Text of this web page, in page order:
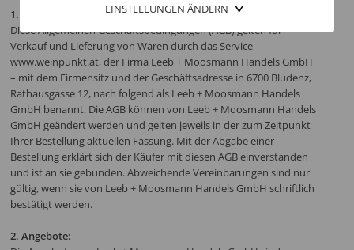
EINSTELLUNGEN ÄNDERN
1. Geltungsbereich:
Diese Allgemeinen Geschäftsbedingungen (AGB) gelten für
Verkauf und Lieferung von Waren durch das Service
www.weinpunkt.at, der Firma Leeb + Moosmann Handels GmbH
– mit dem Firmensitz und der Geschäftsadresse in 6700 Bludenz,
Rathausgasse 12, nach folgend als Leeb + Moosmann Handels
GmbH benannt. Die AGB können von Leeb + Moosmann Handels
GmbH geändert werden und gelten jeweils in der zum Zeitpunkt
Ihrer Bestellung aktuellen Fassung. Mit der Abgabe einer
Bestellung erklärt sich der Käufer mit diesen AGB einverstanden
und ist an sie gebunden. Abweichende Vereinbarungen sind nur
gültig, wenn sie von Leeb + Moosmann Handels GmbH schriftlich
bestätigt werden.
2. Angebote: